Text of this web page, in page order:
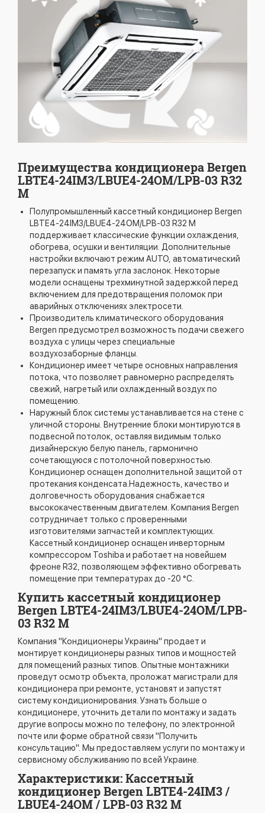
Преимущества кондиционера Bergen
LBTE4-24IM3/LBUE4-24OM/LPB-03 R32
M
Полупромышленный кассетный кондиционер Bergen
LBTE4-24IM3/LBUE4-24OM/LPB-03 R32 M
поддерживает классические функции охлаждения,
обогрева, осушки и вентиляции. Дополнительные
настройки включают режим AUTO, автоматический
перезапуск и память угла заслонок. Некоторые
модели оснащены трехминутной задержкой перед
включением для предотвращения поломок при
аварийных отключениях электросети.
Производитель климатического оборудования
Bergen предусмотрел возможность подачи свежего
воздуха с улицы через специальные
воздухозаборные фланцы.
Кондиционер имеет четыре основных направления
потока, что позволяет равномерно распределять
свежий, нагретый или охлажденный воздух по
помещению.
Наружный блок системы устанавливается на стене с
уличной стороны. Внутренние блоки монтируются в
подвесной потолок, оставляя видимым только
дизайнерскую белую панель, гармонично
сочетающуюся с потолочной поверхностью.
Кондиционер оснащен дополнительной защитой от
протекания конденсата.Надежность, качество и
долговечность оборудования снабжается
высококачественным двигателем. Компания Bergen
сотрудничает только с проверенными
изготовителями запчастей и комплектующих.
Кассетный кондиционер оснащен инверторным
компрессором Toshiba и работает на новейшем
фреоне R32, позволяющем эффективно обогревать
помещение при температурах до -20 °C.
Купить кассетный кондиционер
Bergen LBTE4-24IM3/LBUE4-24OM/LPB-
03 R32 M
Компания "Кондиционеры Украины" продает и
монтирует кондиционеры разных типов и мощностей
для помещений разных типов. Опытные монтажники
проведут осмотр объекта, проложат магистрали для
кондиционера при ремонте, установят и запустят
систему кондиционирования. Узнать больше о
кондиционере, уточнить детали по монтажу и задать
другие вопросы можно по телефону, по электронной
почте или форме обратной связи "Получить
консультацию". Мы предоставляем услуги по монтажу и
сервисному обслуживанию по всей Украине.
Характеристики: Кассетный
кондиционер Bergen LBTE4-24IM3 /
LBUE4-24OM / LPB-03 R32 M